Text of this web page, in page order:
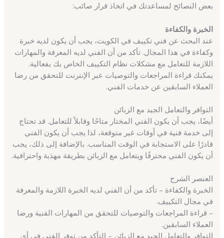
بعض النصائح لمساعدتك في اتخاذ قرار صائب:
الخبرة والكفاءة
عند البحث عن فني تكييف في الكويت، يجب أن يكون لديه خبرة
وكفاءة في هذا المجال. تأكد من أن الفني لديه المعرفة والمهارات
اللازمة للتعامل مع مشكلات نظام التكييف الخاص بك بفعالية.
يمكنك قراءة المراجعات والتوصيات عبر الإنترنت للتحقق من رضا
العملاء السابقين عن خدمات الفني.
التوافر والتعامل الجيد مع الزبائن
أيضًا، يجب أن يكون الفني المختار متاحًا وقابلاً للتعامل. قد تحتاج
إلى خدمة فنية في أوقات غير متوقعة، لذا يجب أن يكون الفني
قادرًا على الاستجابة في الوقت المناسب. بالإضافة إلى ذلك، يجب
أن يكون الفني محترفًا ويتعامل مع الزبائن بطريقة مهذبة واحترافية.
العنصر الشرح
الخبرة والكفاءة – تأكد من أن الفني لديه الخبرة اللازمة والمعرفة
في مجال التكييف.
– قراءة المراجعات والتوصيات للتحقق من المهارات الفنية ورضا
العملاء السابقين.
التوافر والتعامل الجيد مع الزبائن – التأكد من توفر الفني في أي